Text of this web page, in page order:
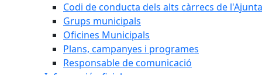
Codi de conducta dels alts càrrecs de
Grups municipals
Oficines Municipals
Plans, campanyes i programes
Responsable de comunicació